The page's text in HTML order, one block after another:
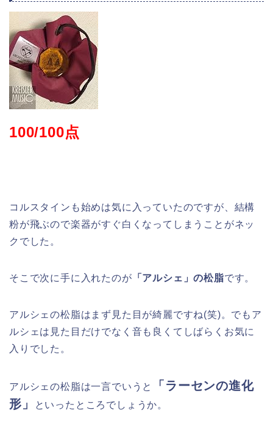
100/100点
コルスタインも始めは気に入っていたのですが、結構
粉が飛ぶので楽器がすぐ白くなってしまうことがネッ
クでした。
そこで次に手に入れたのが 「アルシェ」の松脂です。
アルシェの松脂はまず見た目が綺麗ですね(笑)。でもア
ルシェは見た目だけでなく音も良くてしばらくお気に
入りでした。
アルシェの松脂は一言でいうと
「ラーセンの進化
形」
といったところでしょうか。